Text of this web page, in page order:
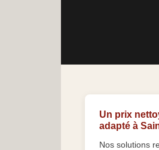
Un prix
adapté à
Nos solutions